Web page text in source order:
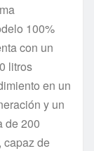
100%
con un
litros
en un
y un
de 200
capaz de